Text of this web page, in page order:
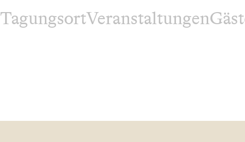
TagungsortVeranstaltungen